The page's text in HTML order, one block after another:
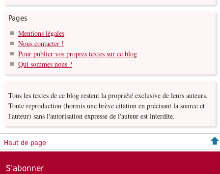
Pages
Mentions légales
Nous contacter !
Pour publier vos propres textes sur ce blog
Qui sommes nous ?
Tous les textes de ce blog restent la propriété exclusive de leurs auteurs.
Toute reproduction (hormis une brève citation en précisant la source et
l'auteur) sans l'autorisation expresse de l'auteur est interdite.
Haut de page
S'abonner